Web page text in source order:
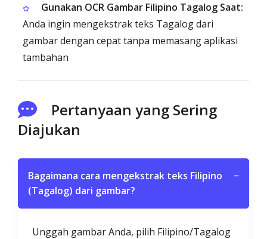
Gunakan OCR Gambar Filipino Tagalog Saat:
Anda ingin mengekstrak teks Tagalog dari
gambar dengan cepat tanpa memasang aplikasi
tambahan
Pertanyaan yang Sering
Diajukan
Bagaimana cara mengekstrak teks Filipino
(Tagalog) dari gambar?
−
Unggah gambar Anda, pilih Filipino/Tagalog